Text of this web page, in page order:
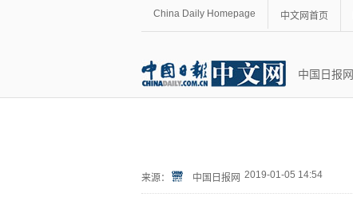
China Daily Homepage 中文网首页
中国日报网
来源： 中国日报网 2019-01-05 14:54